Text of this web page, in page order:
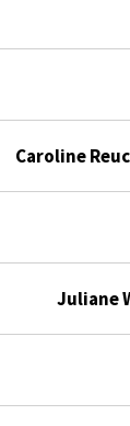
Caroline
Juliane